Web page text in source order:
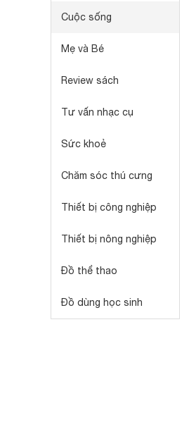
Cuộc sống
Mẹ và Bé
Review sách
Tư vấn nhạc cụ
Sức khoẻ
Chăm sóc thú cưng
Thiết bị công nghiệp
Thiết bị nông nghiệp
Đồ thể thao
Đồ dùng học sinh